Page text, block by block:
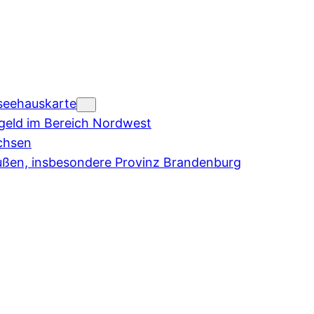
im Bereich Nordwest
insbesondere Provinz Brandenburg